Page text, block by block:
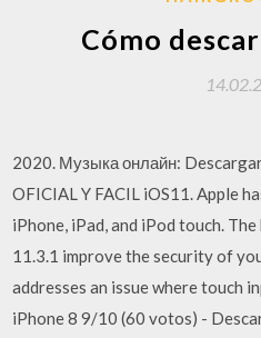
Cómo
2020. Музыка онлайн:
OFICIAL Y FACIL iOS11. Apple
iPhone, iPad, and iPod touch.
11.3.1 improve the security of
addresses an issue where touch
iPhone 8 9/10 (60 votos) -